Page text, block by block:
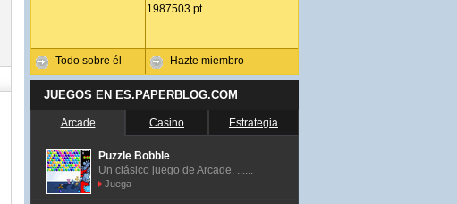
Todo sobre él
1987503 pt
Hazte miembro
JUEGOS EN ES.PAPERBLOG.COM
Arcade Casino Estrategia
Puzzle Bobble
Un clásico juego de Arcade. ......
Juega